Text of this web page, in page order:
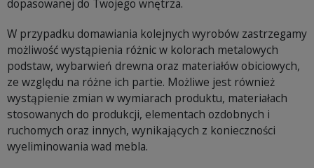
dopasowanej do Twojego wnętrza.
W przypadku domawiania kolejnych wyrobów zastrzegamy
możliwość wystąpienia różnic w kolorach metalowych
podstaw, wybarwień drewna oraz materiałów obiciowych,
ze względu na różne ich partie. Możliwe jest również
wystąpienie zmian w wymiarach produktu, materiałach
stosowanych do produkcji, elementach ozdobnych i
ruchomych oraz innych, wynikających z konieczności
wyeliminowania wad mebla.